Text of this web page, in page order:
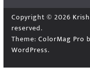
Copyright © 2026
reserved.
Theme: ColorMag Pro
WordPress.